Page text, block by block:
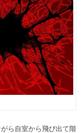
ら自室から飛び出て階